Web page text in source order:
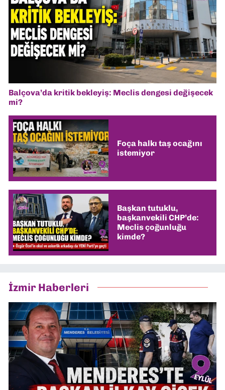
Balçova’da kritik bekleyiş: Meclis dengesi değişecek
mi?
Foça halkı taş ocağını
istemiyor
Başkan tutuklu,
başkanvekili CHP’de:
Meclis çoğunluğu
kimde?
İzmir Haberleri